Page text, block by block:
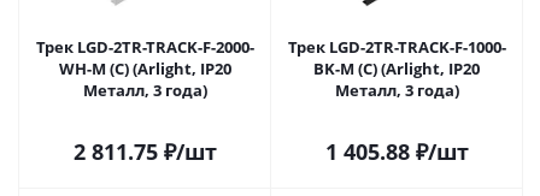
Трек LGD-2TR-TRACK-F-2000-
WH-M (C) (Arlight, IP20
Металл, 3 года)
2 811.75₽/шт
Трек LGD-2TR-TRACK-F-1000-
BK-M (C) (Arlight, IP20
Металл, 3 года)
1 405.88₽/шт